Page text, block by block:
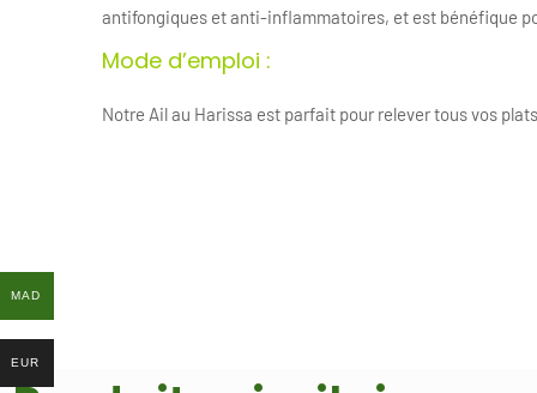
antifongiques et anti-inflammatoires, et est bénéfique
Mode d’emploi :
Notre Ail au Harissa est parfait pour relever tous vos
MAD
EUR
MAD
EUR